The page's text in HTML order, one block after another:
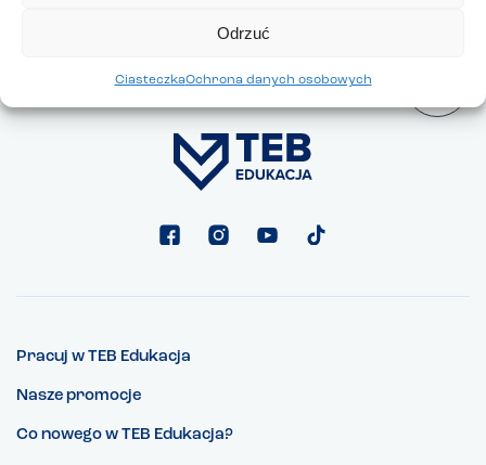
Odrzuć
CiasteczkaOchrona danych osobowych
Pracuj w TEB Edukacja
Nasze promocje
Co nowego w TEB Edukacja?